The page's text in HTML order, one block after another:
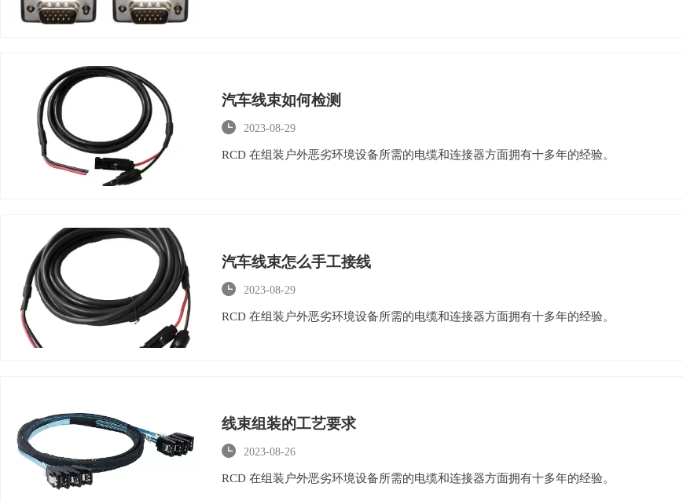
汽车线束如何检测
 2023-08-29
RCD 在组装户外恶劣环境设备所需的电缆和连接器方面拥有十多年的经验。
汽车线束怎么手工接线
 2023-08-29
RCD 在组装户外恶劣环境设备所需的电缆和连接器方面拥有十多年的经验。
线束组装的工艺要求
 2023-08-26
RCD 在组装户外恶劣环境设备所需的电缆和连接器方面拥有十多年的经验。